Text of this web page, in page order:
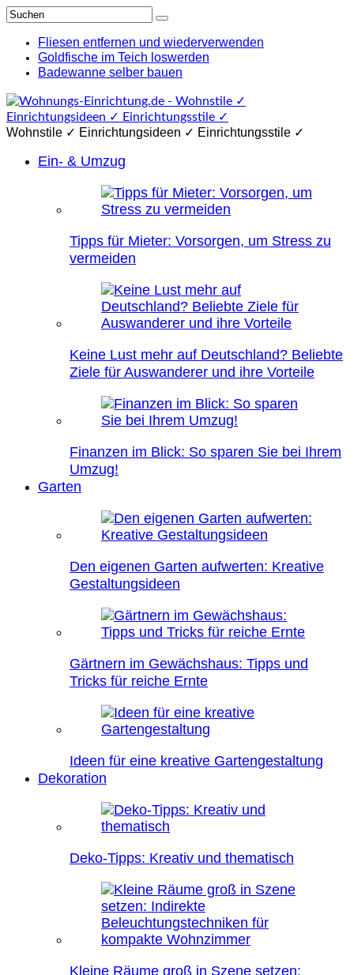
Fliesen entfernen und wiederverwenden
Goldfische im Teich loswerden
Badewanne selber bauen
Wohnstile ✓ Einrichtungsideen ✓ Einrichtungsstile ✓
Ein- & Umzug
Tipps für Mieter: Vorsorgen, um Stress zu
vermeiden
Keine Lust mehr auf Deutschland? Beliebte
Ziele für Auswanderer und ihre Vorteile
Finanzen im Blick: So sparen Sie bei Ihrem
Umzug!
Garten
Den eigenen Garten aufwerten: Kreative
Gestaltungsideen
Gärtnern im Gewächshaus: Tipps und
Tricks für reiche Ernte
Ideen für eine kreative Gartengestaltung
Dekoration
Deko-Tipps: Kreativ und thematisch
Kleine Räume groß in Szene setzen: